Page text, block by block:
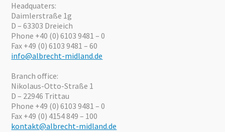
Headquaters:
Daimlerstraße 1g
D – 63303 Dreieich
Phone +40 (0) 6103 9481 – 0
Fax +49 (0) 6103 9481 – 60
info@albrecht-midland.de
Branch office:
Nikolaus-Otto-Straße 1
D – 22946 Trittau
Phone +49 (0) 6103 9481 – 0
Fax +49 (0) 4154 849 – 100
kontakt@albrecht-midland.de